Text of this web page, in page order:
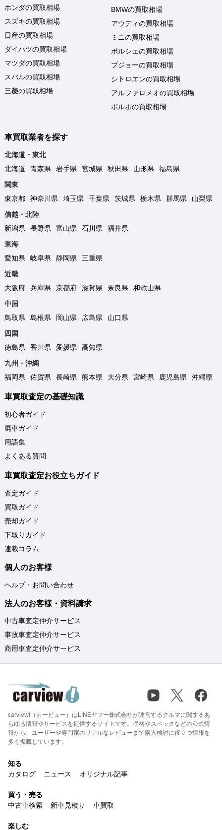
ホンダの買取相場
スズキの買取相場
日産の買取相場
ダイハツの買取相場
マツダの買取相場
スバルの買取相場
三菱の買取相場
BMWの買取相場
アウディの買取相場
ミニの買取相場
ポルシェの買取相場
プジョーの買取相場
シトロエンの買取相場
アルファロメオの買取相場
ボルボの買取相場
車買取業者を探す
北海道・東北
北海道
青森県 岩手県 宮城県 秋田県 山形県
福島県
関東
東京都
神奈川県 埼玉県 千葉県 茨城県 栃木県 群馬県
山梨県
信越・北陸
新潟県
長野県 富山県 石川県
福井県
東海
愛知県
岐阜県 静岡県
三重県
近畿
大阪府
兵庫県 京都府 滋賀県 奈良県
和歌山県
中国
鳥取県
島根県 岡山県 広島県
山口県
四国
徳島県
香川県 愛媛県
高知県
九州・沖縄
福岡県
佐賀県 長崎県 熊本県 大分県 宮崎県 鹿児島県 沖縄県
車買取査定の基礎知識
初心者ガイド
廃車ガイド
用語集
よくある質問
車買取査定お役立ちガイド
査定ガイド
買取ガイド
売却ガイド
下取りガイド
連載コラム
個人のお客様
ヘルプ・お問い合わせ
法人のお客様・資料請求
中古車査定仲介サービス
事故車査定仲介サービス
商用車査定仲介サービス
carview!（カービュー）はLINEヤフー株式会社が運営するクルマに関するあ
らゆる情報やサービスを提供するサイトです。価格やスペックなどの公式情
報から、ユーザーや専門家のリアルなレビューまで購入検討に役立つ情報を
多く掲載しています。
知る
カタログ
ニュース オリジナル記事
買う・売る
中古車検索
新車見積り 車買取
楽しむ